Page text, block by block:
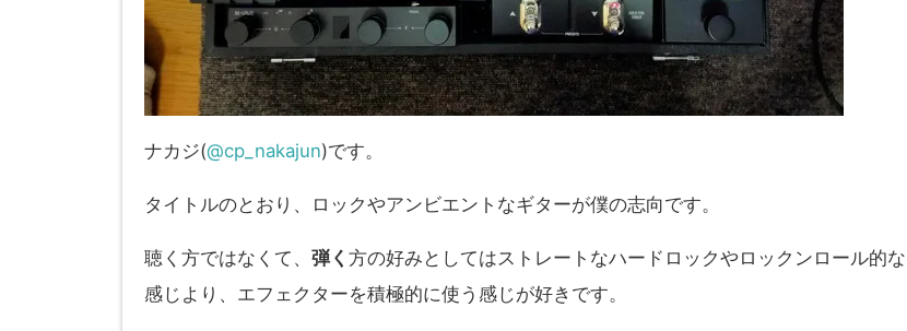
ナカジ(@cp_nakajun)です。
タイトルのとおり、ロックやアンビエントなギターが僕の志向です。
聴く方ではなくて、 弾く 方の好みとしてはストレートなハードロックやロックンロール的な
感じより、エフェクターを積極的に使う感じが好きです。